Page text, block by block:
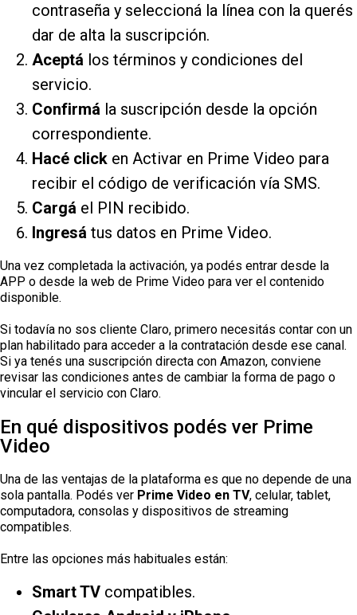
contraseña y seleccioná la línea con la querés
dar de alta la suscripción.
Aceptá los términos y condiciones del
servicio.
Confirmá la suscripción desde la opción
correspondiente.
Hacé click en Activar en Prime Video para
recibir el código de verificación vía SMS.
Cargá el PIN recibido.
Ingresá tus datos en Prime Video.
Una vez completada la activación, ya podés entrar desde la
APP o desde la web de Prime Video para ver el contenido
disponible.
Si todavía no sos cliente Claro, primero necesitás contar con un
plan habilitado para acceder a la contratación desde ese canal.
Si ya tenés una suscripción directa con Amazon, conviene
revisar las condiciones antes de cambiar la forma de pago o
vincular el servicio con Claro.
En qué dispositivos podés ver Prime
Video
Una de las ventajas de la plataforma es que no depende de una
sola pantalla. Podés ver Prime Video en TV, celular, tablet,
computadora, consolas y dispositivos de streaming
compatibles.
Entre las opciones más habituales están:
Smart TV compatibles.